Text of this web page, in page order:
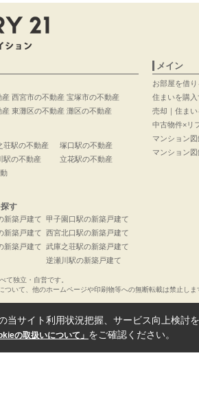
産
産
西宮市の不動産
東灘区の不動産
宝塚市の不動産
灘区の不動産
荘駅の不動産
駅の不動産
塚口駅の不動産
立花駅の不動産
す
新築戸建て
新築戸建て
新築戸建て
甲子園口駅の新築戸建て
西宮北口駅の新築戸建て
武庫之荘駅の新築戸建て
逆瀬川駅の新築戸建て
メイン
お部屋を借り
住まいを購入
売却｜住ま
中古物件×リ
マンション
マンション
て独立・自営です。
ついて、他のホームページや印刷物等への無断転載は禁止しま
当サイト利用状況把握、サービス向上検討
の取扱いについて」 をご確認ください。